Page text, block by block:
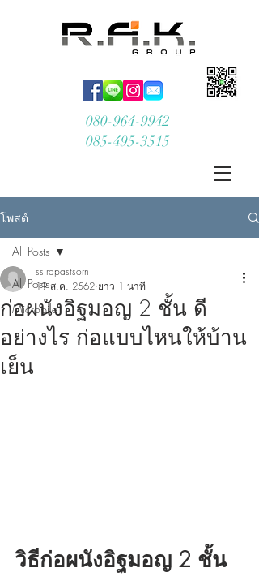
080-964-9942
085-495-3515
โพสต์
All Posts
Micropile
All Posts
ก่อผนังอิฐมอญ 2 ชั้น ดี
อย่างไร ก่อแบบไหนให้บ้าน
เย็น
ssirapastsorn
19 ส.ค. 2562 ยาว 1 นาที
วิธีก่อผนังอิฐมอญ 2 ชั้น